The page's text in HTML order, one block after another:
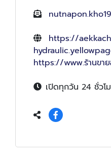
https://
https://www.ร้านขาย
เปิดทุกวัน 24 ชั่วโ